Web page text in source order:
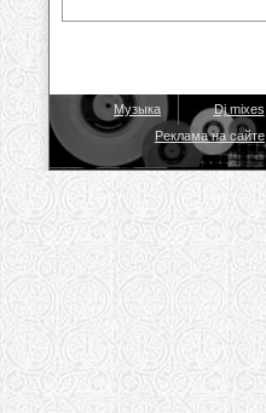
Музыка Dj mixes
Реклама на сайте